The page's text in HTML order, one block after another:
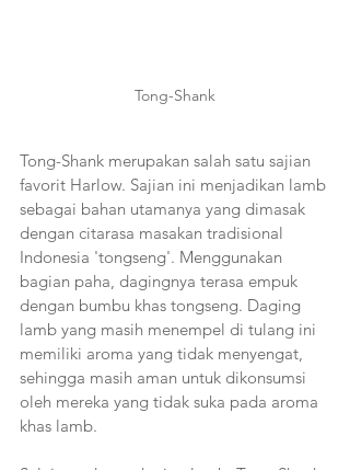
Tong-Shank
Tong-Shank merupakan salah satu sajian
favorit Harlow. Sajian ini menjadikan lamb
sebagai bahan utamanya yang dimasak
dengan citarasa masakan tradisional
Indonesia 'tongseng'. Menggunakan
bagian paha, dagingnya terasa empuk
dengan bumbu khas tongseng. Daging
lamb yang masih menempel di tulang ini
memiliki aroma yang tidak menyengat,
sehingga masih aman untuk dikonsumsi
oleh mereka yang tidak suka pada aroma
khas lamb.